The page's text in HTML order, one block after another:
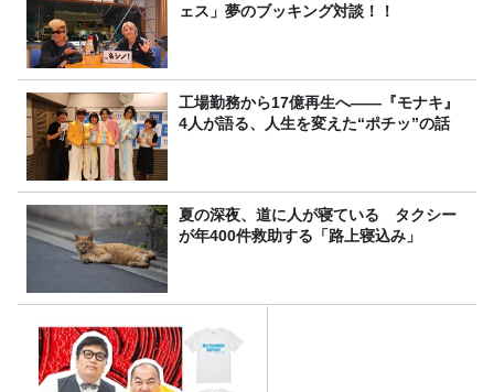
ェス」夢のブッキング対談！！
工場勤務から17億再生へ——『モナキ』
4人が語る、人生を変えた“ポチッ”の話
夏の深夜、道に人が寝ている タクシー
が年400件救助する「路上寝込み」